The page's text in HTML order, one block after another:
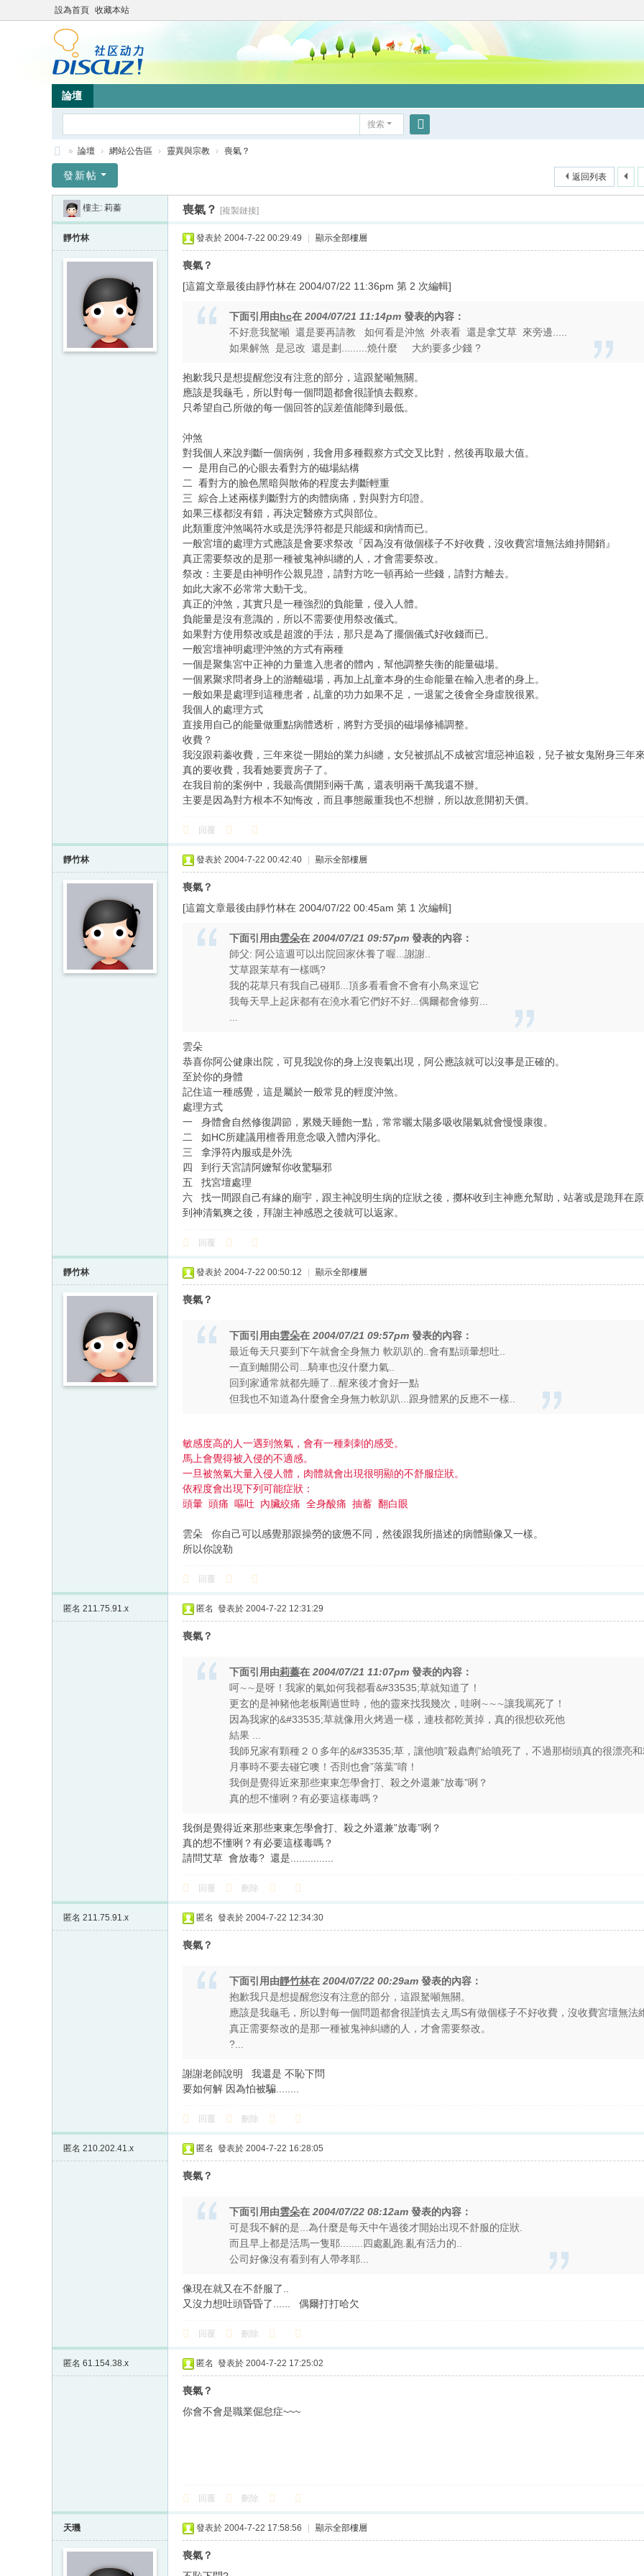
設為首頁 收藏本站
論壇
搜索
竹
» 論壇 › 網站公告區 › 靈異與宗教 › 喪氣？
返回列表
發新帖
樓主: 莉蓁 喪氣？ [複製鏈接]
靜竹林 發表於 2004-7-22 00:29:49 顯示全部樓層
喪氣？
[這篇文章最後由靜竹林在 2004/07/22 11:36pm 第 2 次編輯]
下面引用由hc在 2004/07/21 11:14pm 發表的內容：
不好意我駑噸 還是要再請教 如何看是沖煞 外表看 還是拿艾草 來旁邊.....
如果解煞 是忌改 還是劃.........燒什麼 大約要多少錢 ?
抱歉我只是想提醒您沒有注意的部分，這跟駑噸無關。
應該是我龜毛，所以對每一個問題都會很謹慎去觀察。
只希望自己所做的每一個回答的誤差值能降到最低。
沖煞
對我個人來說判斷一個病例，我會用多種觀察方式交叉比對，然後再取最大值。
一 是用自己的心眼去看對方的磁場結構
二 看對方的臉色黑暗與散佈的程度去判斷輕重
三 綜合上述兩樣判斷對方的肉體病痛，對與對方印證。
如果三樣都沒有錯，再決定醫療方式與部位。
此類重度沖煞喝符水或是洗淨符都是只能緩和病情而已。
一般宮壇的處理方式應該是會要求祭改『因為沒有做個樣子不好收費，沒收費宮壇無法維持開銷』
真正需要祭改的是那一種被鬼神糾纏的人，才會需要祭改。
祭改：主要是由神明作公親見證，請對方吃一頓再給一些錢，請對方離去。
如此大家不必常常大動干戈。
真正的沖煞，其實只是一種強烈的負能量，侵入人體。
負能量是沒有意識的，所以不需要使用祭改儀式。
如果對方使用祭改或是超渡的手法，那只是為了擺個儀式好收錢而已。
一般宮壇神明處理沖煞的方式有兩種
一個是聚集宮中正神的力量進入患者的體內，幫他調整失衡的能量磁場。
一個累聚求問者身上的游離磁場，再加上乩童本身的生命能量在輸入患者的身上。
一般如果是處理到這種患者，乩童的功力如果不足，一退駕之後會全身虛脫很累。
我個人的處理方式
直接用自己的能量做重點病體透析，將對方受損的磁場修補調整。
收費？
我沒跟莉蓁收費，三年來從一開始的業力糾纏，女兒被抓乩不成被宮壇惡神追殺，兒子被女鬼附身三年
真的要收費，我看她要賣房子了。
在我目前的案例中，我最高價開到兩千萬，還表明兩千萬我還不辦。
主要是因為對方根本不知悔改，而且事態嚴重我也不想辦，所以故意開初天價。
回覆
靜竹林 發表於 2004-7-22 00:42:40 顯示全部樓層
喪氣？
[這篇文章最後由靜竹林在 2004/07/22 00:45am 第 1 次編輯]
下面引用由雲朵在 2004/07/21 09:57pm 發表的內容：
師父: 阿公這週可以出院回家休養了喔...謝謝..
艾草跟茉草有一樣嗎?
我的花草只有我自己碰耶...頂多看看會不會有小鳥來逗它
我每天早上起床都有在澆水看它們好不好...偶爾都會修剪...
雲朵
恭喜你阿公健康出院，可見我說你的身上沒喪氣出現，阿公應該就可以沒事是正確的。
至於你的身體
記住這一種感覺，這是屬於一般常見的輕度沖煞。
處理方式
一 身體會自然修復調節，累幾天睡飽一點，常常曬太陽多吸收陽氣就會慢慢康復。
二 如HC所建議用檀香用意念吸入體內淨化。
三 拿淨符內服或是外洗
四 到行天宮請阿嬤幫你收驚驅邪
五 找宮壇處理
六 找一間跟自己有緣的廟宇，跟主神說明生病的症狀之後，擲杯收到主神應允幫助，站著或是跪拜在
到神清氣爽之後，拜謝主神感恩之後就可以返家。
回覆
靜竹林 發表於 2004-7-22 00:50:12 顯示全部樓層
喪氣？
下面引用由雲朵在 2004/07/21 09:57pm 發表的內容：
最近每天只要到下午就會全身無力 軟趴趴的..會有點頭暈想吐..
一直到離開公司...騎車也沒什麼力氣..
回到家通常就都先睡了...醒來後才會好一點
但我也不知道為什麼會全身無力軟趴趴...跟身體累的反應不一樣..
敏感度高的人一遇到煞氣，會有一種刺刺的感受。
馬上會覺得被入侵的不適感。
一旦被煞氣大量入侵人體，肉體就會出現很明顯的不舒服症狀。
依程度會出現下列可能症狀：
頭暈 頭痛 嘔吐 內臟絞痛 全身酸痛 抽蓄 翻白眼
雲朵 你自己可以感覺那跟操勞的疲憊不同，然後跟我所描述的病體顯像又一樣。
所以你說勒
回覆
匿名 211.75.91.x 匿名 發表於 2004-7-22 12:31:29
喪氣？
下面引用由莉蓁在 2004/07/21 11:07pm 發表的內容：
呵∼∼是呀！我家的氣如何我都看&#33535;草就知道了！
更玄的是神豬他老板剛過世時，他的靈來找我幾次，哇咧∼∼∼讓我罵死了！
因為我家的&#33535;草就像用火烤過一樣，連枝都乾黃掉，真的很想砍死他
結果 ...
我師兄家有顆種２０多年的&#33535;草，讓他噴”殺蟲劑”給噴死了，不過那樹頭真的很漂亮
月事時不要去碰它噢！否則也會”落葉”唷！
我倒是覺得近來那些東東怎學會打、殺之外還兼”放毒”咧？
真的想不懂咧？有必要這樣毒嗎？
我倒是覺得近來那些東東怎學會打、殺之外還兼”放毒”咧？
真的想不懂咧？有必要這樣毒嗎？
請問艾草 會放毒? 還是...............
回覆 刪除
匿名 211.75.91.x 匿名 發表於 2004-7-22 12:34:30
喪氣？
下面引用由靜竹林在 2004/07/22 00:29am 發表的內容：
抱歉我只是想提醒您沒有注意的部分，這跟駑噸無關。
應該是我龜毛，所以對每一個問題都會很謹慎去え馬S有做個樣子不好收費，沒收費宮壇無法
真正需要祭改的是那一種被鬼神糾纏的人，才會需要祭改。
?...
謝謝老師說明 我還是 不恥下問
要如何解 因為怕被騙........
回覆 刪除
匿名 210.202.41.x 匿名 發表於 2004-7-22 16:28:05
喪氣？
下面引用由雲朵在 2004/07/22 08:12am 發表的內容：
可是我不解的是...為什麼是每天中午過後才開始出現不舒服的症狀.
而且早上都是活馬一隻耶........四處亂跑.亂有活力的..
公司好像沒有看到有人帶孝耶...
像現在就又在不舒服了..
又沒力想吐頭昏昏了......
偶爾打打哈欠
回覆 刪除
匿名 61.154.38.x 匿名 發表於 2004-7-22 17:25:02
喪氣？
你會不會是職業倔怠症~~~
回覆 刪除
天璣 發表於 2004-7-22 17:58:56 顯示全部樓層
喪氣？